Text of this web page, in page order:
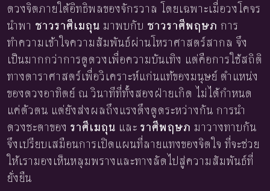
ดวงจิตภายใต้อิทธิพลของจักรวาล โดยเฉพาะเมื่อวงโคจร
นำพา ชาวราศีเมถุน มาพบกับ ชาวราศีพฤษภ การ
ทำความเข้าใจความสัมพันธ์ผ่านโหราศาสตร์สากล จึง
เป็นมากกว่าการดูดวงเพื่อความบันเทิง แต่คือการใช้สถิติ
ทางดาราศาสตร์เพื่อวิเคราะห์แก่นแท้ของมนุษย์ ตำแหน่ง
ของดวงอาทิตย์ ณ วินาทีที่ทั้งสองฝ่ายเกิด ไม่ได้กำหนด
แค่ตัวตน แต่ยังส่งผลถึงแรงดึงดูดระหว่างกัน การนำ
ดวงชะตาของ ราศีเมถุน และ ราศีพฤษภ มาวางทาบกัน
จึงเปรียบเสมือนการเปิดแผนที่ลายแทงของจิตใจ ที่จะช่วย
ให้เรามองเห็นหลุมพรางและทางลัดไปสู่ความสัมพันธ์ที่
ยั่งยืน